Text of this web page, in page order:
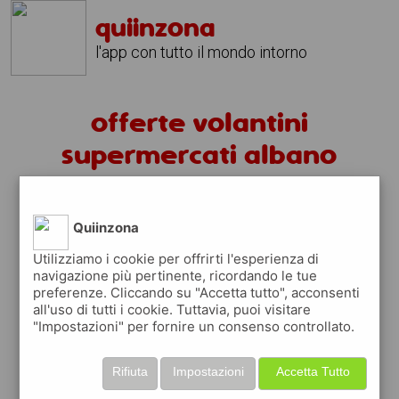
quiinzona
l'app con tutto il mondo intorno
offerte volantini
supermercati albano
vercellese
volantini albano vercellese
fai la spesa sotto casa
sfogliagratisivolantinidei supermercati a
albano vercellesein modofaciledal tuo
scopri le offerte in corso nei punti vendita
Quiinzona
Utilizziamo i cookie per offrirti l'esperienza di
navigazione più pertinente, ricordando le tue
preferenze. Cliccando su "Accetta tutto", acconsenti
all'uso di tutti i cookie. Tuttavia, puoi visitare
"Impostazioni" per fornire un consenso controllato.
Accetta Tutto
Impostazioni
Rifiuta